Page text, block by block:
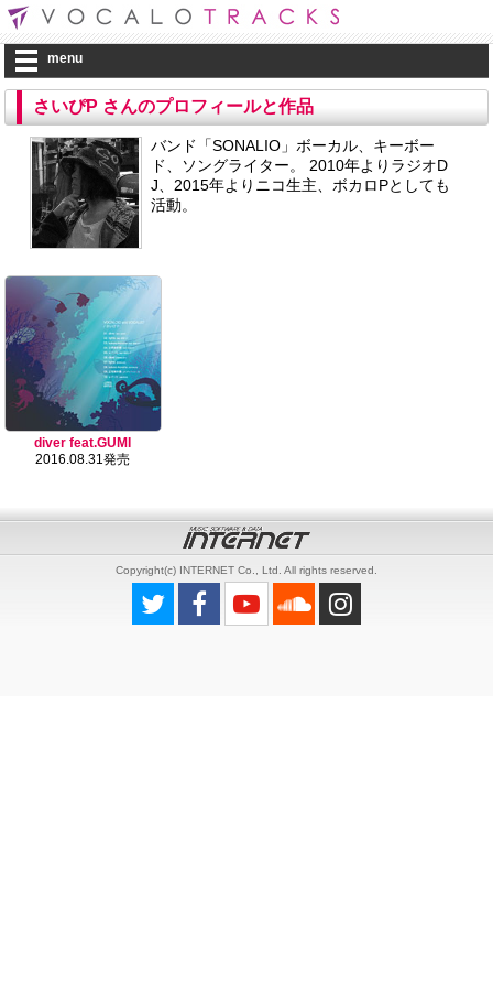
menu
さいぴP さんのプロフィールと作品
バンド「SONALIO」ボーカル、キーボー
ド、ソングライター。 2010年よりラジオD
J、2015年よりニコ生主、ボカロPとしても
活動。
diver feat.GUMI
2016.08.31発売
Copyright(c) INTERNET Co., Ltd. All rights reserved.